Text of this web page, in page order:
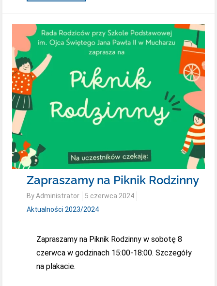
Dnia
Dziecka
Zapraszamy na Piknik Rodzinny
ByAdministrator
Posted
on
5 czerwca 2024
Aktualności 2023/2024
Zapraszamy na Piknik Rodzinny w sobotę 8
czerwca w godzinach 15:00-18:00. Szczegóły
na plakacie.